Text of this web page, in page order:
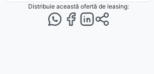
Distribuie această ofertă de leasing: